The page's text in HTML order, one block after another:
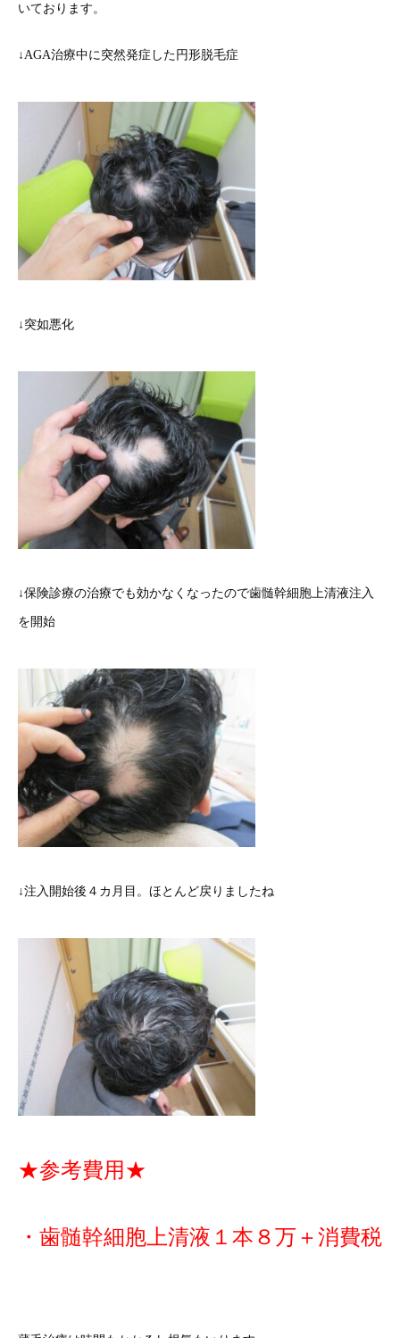
いております。
↓AGA治療中に突然発症した円形脱毛症
↓突如悪化
↓保険診療の治療でも効かなくなったので歯髄幹細胞上清液注入
を開始
↓注入開始後４カ月目。ほとんど戻りましたね
★参考費用★
・歯髄幹細胞上清液１本８万＋消費税